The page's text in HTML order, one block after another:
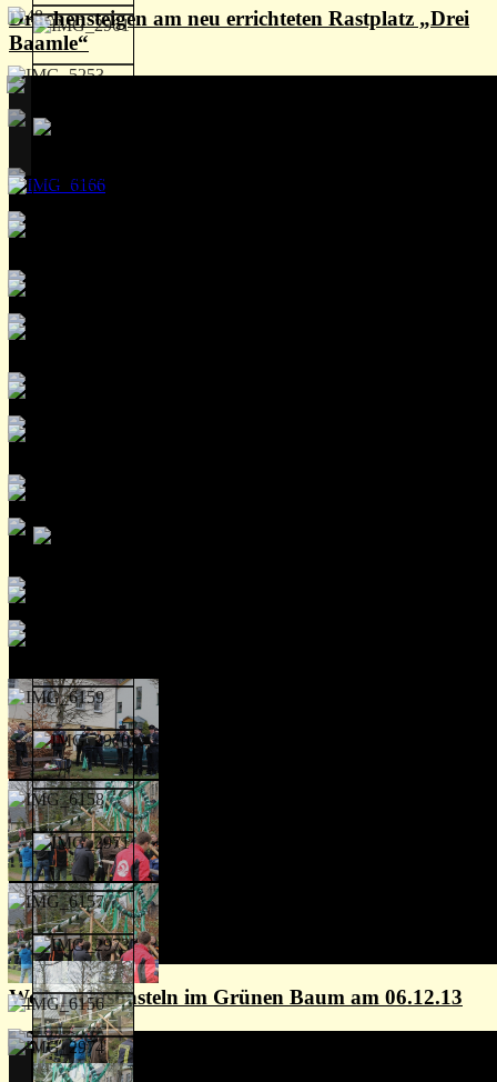
Drachensteigen am neu errichteten Rastplatz „Drei
Baamle“
Weihnachtsbasteln im Grünen Baum am 06.12.13